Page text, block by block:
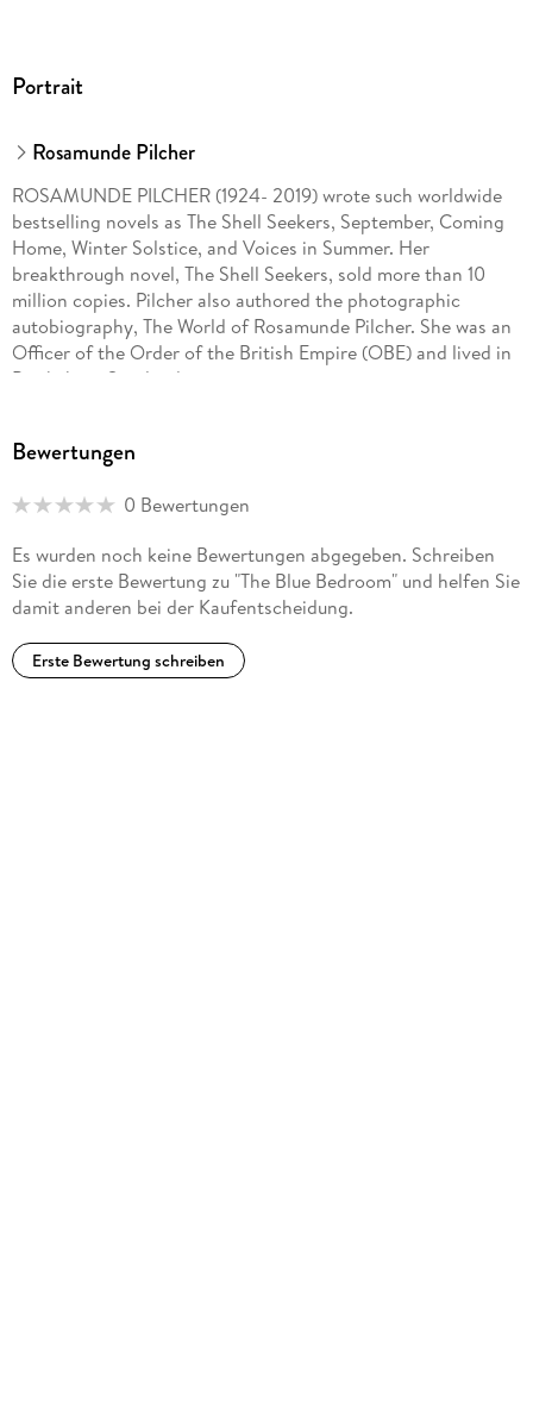
Portrait
Rosamunde Pilcher
ROSAMUNDE PILCHER (1924- 2019) wrote such worldwide
bestselling novels as The Shell Seekers, September, Coming
Home, Winter Solstice, and Voices in Summer. Her
breakthrough novel, The Shell Seekers, sold more than 10
million copies. Pilcher also authored the photographic
autobiography, The World of Rosamunde Pilcher. She was an
Officer of the Order of the British Empire (OBE) and lived in
Perthshire, Scotland.
Bewertungen
0 Bewertungen
Es wurden noch keine Bewertungen abgegeben. Schreiben
Sie die erste Bewertung zu "The Blue Bedroom" und helfen Sie
damit anderen bei der Kaufentscheidung.
Erste Bewertung schreiben